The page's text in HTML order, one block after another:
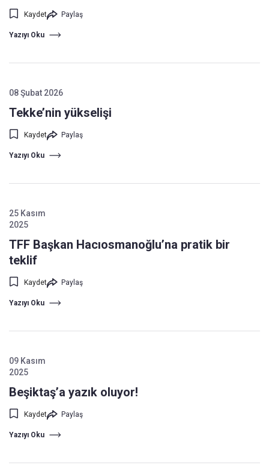
Kaydet Paylaş
Yazıyı Oku
08 Şubat 2026
Tekke’nin yükselişi
Kaydet Paylaş
Yazıyı Oku
25 Kasım
2025
TFF Başkan Hacıosmanoğlu’na pratik bir
teklif
Kaydet Paylaş
Yazıyı Oku
09 Kasım
2025
Beşiktaş’a yazık oluyor!
Kaydet Paylaş
Yazıyı Oku